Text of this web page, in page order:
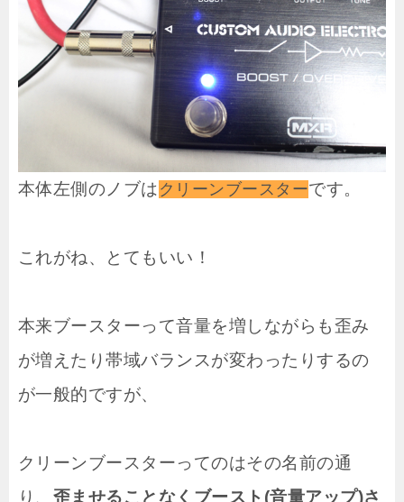
本体左側のノブは クリーンブースターです。
これがね、とてもいい！
本来ブースターって音量を増しながらも歪み
が増えたり帯域バランスが変わったりするの
が一般的ですが、
クリーンブースターってのはその名前の通
り、 歪ませることなくブースト(音量アップ)さ